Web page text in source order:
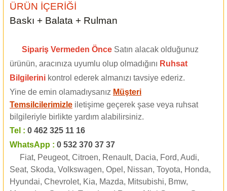
ÜRÜN İÇERİĞİ
Baskı + Balata + Rulman
Sipariş Vermeden Önce Satın alacak olduğunuz
ürünün, aracınıza uyumlu olup olmadığını Ruhsat
Bilgilerini kontrol ederek almanızı tavsiye ederiz.
Yine de emin olamadıysanız Müşteri
Temsilcilerimizle iletişime geçerek şase veya ruhsat
bilgileriyle birlikte yardım alabilirsiniz.
Tel : 0 462 325 11 16
WhatsApp : 0 532 370 37 37
Fiat, Peugeot, Citroen, Renault, Dacia, Ford, Audi,
Seat, Skoda, Volkswagen, Opel, Nissan, Toyota, Honda,
Hyundai, Chevrolet, Kia, Mazda, Mitsubishi, Bmw,